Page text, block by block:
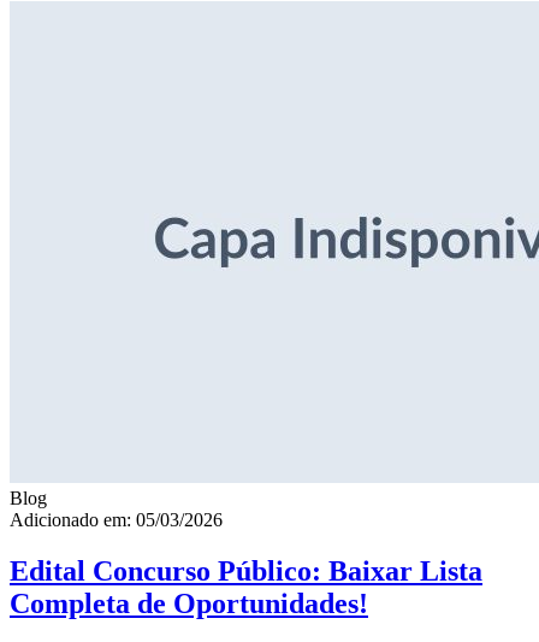
Blog
Adicionado em: 05/03/2026
Edital Concurso Público: Baixar Lista
Completa de Oportunidades!